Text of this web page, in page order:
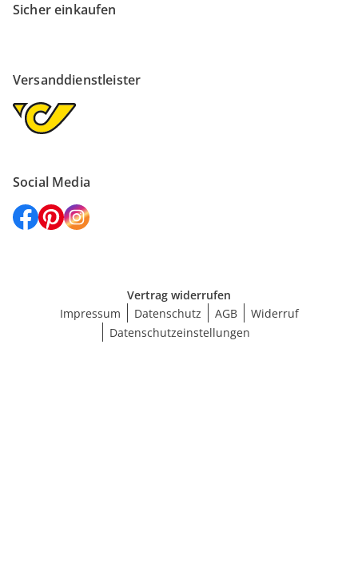
Sicher einkaufen
Versanddienstleister
Social Media
Vertrag widerrufen
Impressum
Datenschutz AGB
Widerruf
Datenschutzeinstellungen